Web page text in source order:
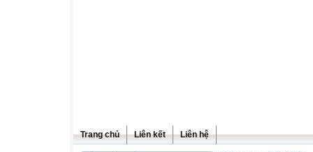
Trang chủ Liên kết Liên hệ